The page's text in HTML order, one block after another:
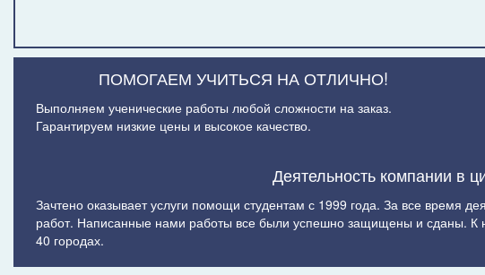
ПОМОГАЕМ УЧИТЬСЯ НА ОТЛИЧНО!
Выполняем ученические работы любой сложности на заказ.
Гарантируем низкие цены и высокое качество.
Деятельность компании в
Зачтено оказывает услуги помощи студентам с 1999 года. За все время
работ. Написанные нами работы все были успешно защищены и сданы.
40 городах.